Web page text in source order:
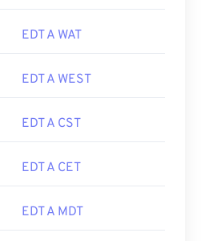
EDT A WAT
EDT A WEST
EDT A CST
EDT A CET
EDT A MDT